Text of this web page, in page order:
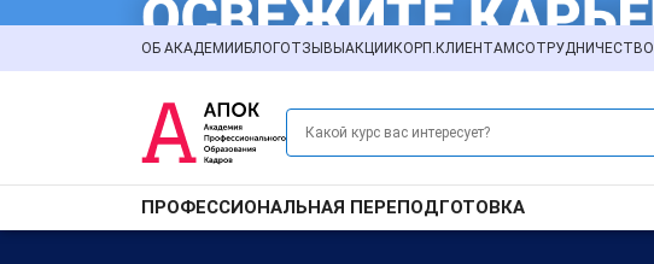
ОБ АКАДЕМИИ БЛОГОТЗЫВЫ АКЦИИ КОРП.КЛИЕНТАМСОТРУДНИЧЕСТВО
ПРОФЕССИОНАЛЬНАЯ ПЕРЕПОДГОТОВКА